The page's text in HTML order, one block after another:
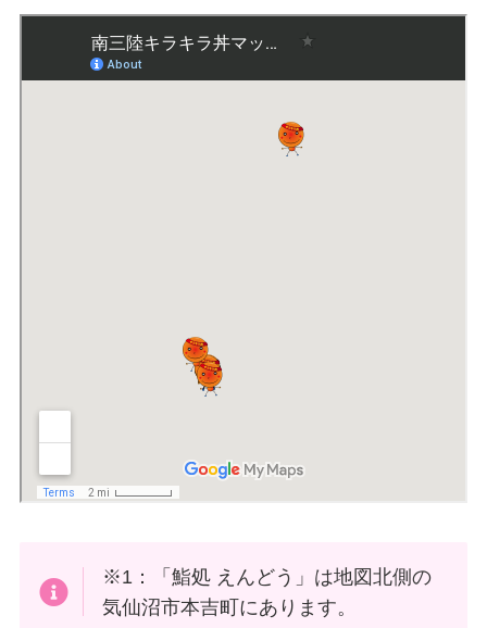
※1：「鮨処 えんどう」は地図北側の
気仙沼市本吉町にあります。